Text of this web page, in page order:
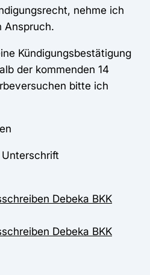
nehme ich
Anspruch.
Kündigungsbestätigung
der kommenden 14
bitte ich
Debeka BKK
Debeka BKK